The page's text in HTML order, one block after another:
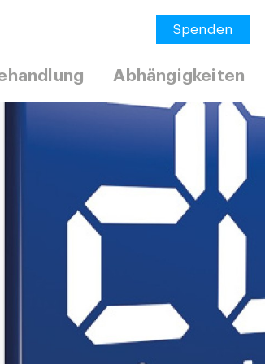
Spenden
Abhängigkeiten